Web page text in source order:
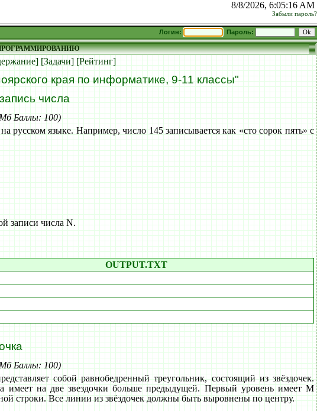
8/8/2026, 6:05:17 AM
Забыли пароль?
Логин: Пароль:
[Задачи] [Рейтинг]
края по информатике, 9-11 классы"
числа
Баллы: 100)
русском языке. Например, число 145 записывается как «сто сорок пять» с
записи числа N.
OUTPUT.TXT
Баллы: 100)
собой равнобедренный треугольник, состоящий из звёздочек.
имеет на две звездочки больше предыдущей. Первый уровень имеет M
строки. Все линии из звёздочек должны быть выровнены по центру.